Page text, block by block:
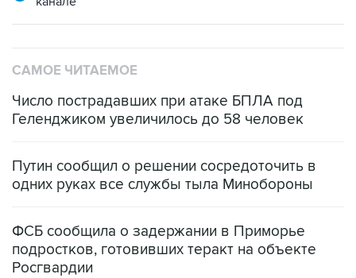
САМОЕ ЧИТАЕМОЕ
Число пострадавших при атаке БПЛА под
Геленджиком увеличилось до 58 человек
Путин сообщил о решении сосредоточить в
одних руках все службы тыла Минобороны
ФСБ сообщила о задержании в Приморье
подростков, готовивших теракт на объекте
Росгвардии